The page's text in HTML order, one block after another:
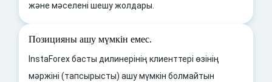
және мәселені шешу жолдары.
Позицияны ашу мүмкін емес.
InstaForex басты дилинерінің клиенттері өзінің
мәржіні (тапсырысты) ашу мүмкін болмайтын